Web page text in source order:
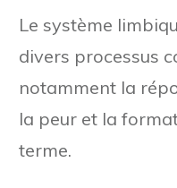
Le système
divers processus
notamment la
la peur et la
terme.